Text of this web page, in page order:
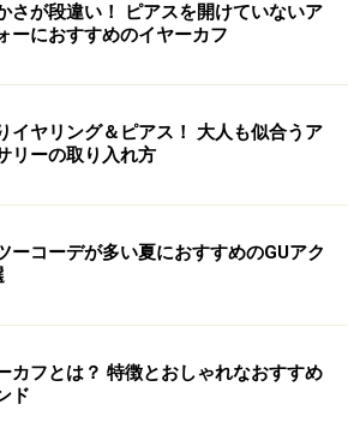
さが段違い！ ピアスを開けていないア
ーにおすすめのイヤーカフ
イヤリング＆ピアス！ 大人も似合うア
リーの取り入れ方
ーコーデが多い夏におすすめのGUアク
カフとは？ 特徴とおしゃれなおすすめ
ド